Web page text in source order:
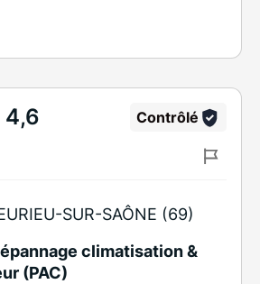
4,6 Contrôlé
SUR-SAÔNE (69)
climatisation &
(PAC)